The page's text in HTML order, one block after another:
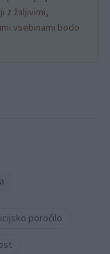
z žaljivimi,
vsebinami bodo
poročilo